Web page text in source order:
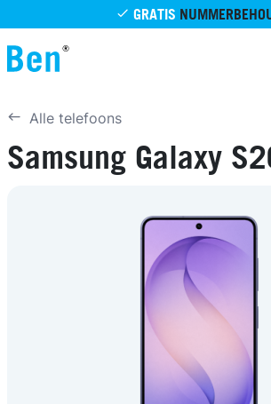
Overslaan en naar de inhoud gaan
Alle telefoons
Samsung Galaxy